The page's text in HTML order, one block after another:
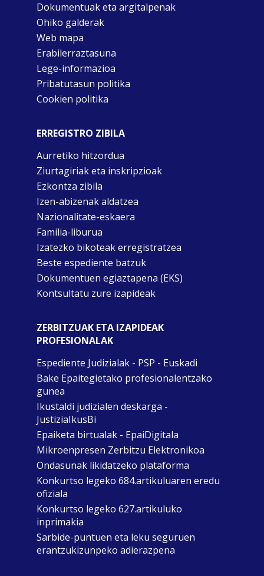
Dokumentuak eta argitalpenak
Ohiko galderak
Web mapa
Erabilerraztasuna
Lege-informazioa
Pribatutasun politika
Cookien politika
ERREGISTRO ZIBILA
Aurretiko hitzordua
Ziurtagiriak eta inskripzioak
Ezkontza zibila
Izen-abizenak aldatzea
Nazionalitate-eskaera
Familia-liburua
Izatezko bikoteak erregistratzea
Beste espediente batzuk
Dokumentuen egiaztapena (EKS)
Kontsultatu zure izapideak
ZERBITZUAK ETA IZAPIDEAK
PROFESIONALAK
Espediente Judizialak - PSP - Euskadi
Bake Epaitegietako profesionalentzako
gunea
Ikustaldi judizialen deskarga -
JustiziaIkusBi
Epaiketa birtualak - EpaiDigitala
Mikroenpresen Zerbitzu Elektronikoa
Ondasunak likidatzeko plataforma
Konkurtso legeko 684.artikuluaren eredu
ofiziala
Konkurtso legeko 627.artikuluko
inprimakia
Sarbide-puntuen eta leku seguruen
erantzukizunpeko adierazpena